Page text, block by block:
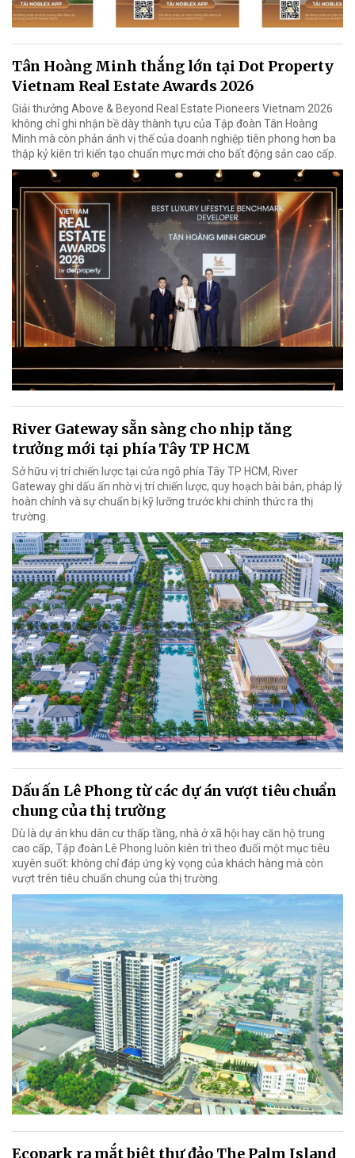
Tân Hoàng Minh thắng lớn tại Dot Property
Vietnam Real Estate Awards 2026
Giải thưởng Above & Beyond Real Estate Pioneers Vietnam 2026
không chỉ ghi nhận bề dày thành tựu của Tập đoàn Tân Hoàng
Minh mà còn phản ánh vị thế của doanh nghiệp tiên phong hơn ba
thập kỷ kiên trì kiến tạo chuẩn mực mới cho bất động sản cao cấp.
River Gateway sẵn sàng cho nhịp tăng
trưởng mới tại phía Tây TP HCM
Sở hữu vị trí chiến lược tại cửa ngõ phía Tây TP HCM, River
Gateway ghi dấu ấn nhờ vị trí chiến lược, quy hoạch bài bản, pháp lý
hoàn chỉnh và sự chuẩn bị kỹ lưỡng trước khi chính thức ra thị
trường.
Dấu ấn Lê Phong từ các dự án vượt tiêu chuẩn
chung của thị trường
Dù là dự án khu dân cư thấp tầng, nhà ở xã hội hay căn hộ trung
cao cấp, Tập đoàn Lê Phong luôn kiên trì theo đuổi một mục tiêu
xuyên suốt: không chỉ đáp ứng kỳ vọng của khách hàng mà còn
vượt trên tiêu chuẩn chung của thị trường.
Ecopark ra mắt biệt thự đảo The Palm Island